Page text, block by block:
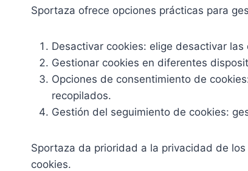
Sportaza ofrece opciones prácticas para
Desactivar cookies: elige desactivar
Gestionar cookies en diferentes
Opciones de consentimiento de
recopilados.
Gestión del seguimiento de cookies:
Sportaza da prioridad a la privacidad de
cookies.